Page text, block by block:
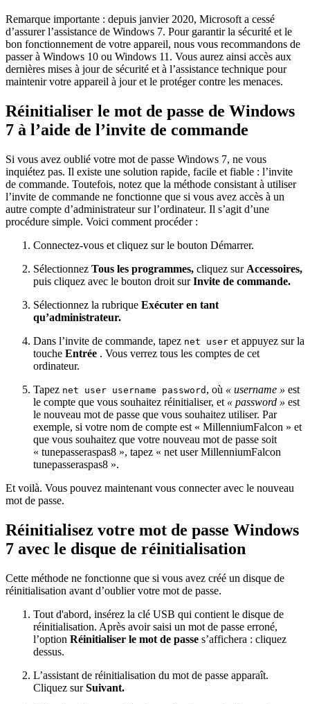
Remarque importante : depuis janvier 2020, Microsoft a cessé
d’assurer l’assistance de Windows 7. Pour garantir la sécurité et le
bon fonctionnement de votre appareil, nous vous recommandons de
passer à Windows 10 ou Windows 11. Vous aurez ainsi accès aux
dernières mises à jour de sécurité et à l’assistance technique pour
maintenir votre appareil à jour et le protéger contre les menaces.
Réinitialiser le mot de passe de Windows
7 à l’aide de l’invite de commande
Si vous avez oublié votre mot de passe Windows 7, ne vous
inquiétez pas. Il existe une solution rapide, facile et fiable : l’invite
de commande. Toutefois, notez que la méthode consistant à utiliser
l’invite de commande ne fonctionne que si vous avez accès à un
autre compte d’administrateur sur l’ordinateur. Il s’agit d’une
procédure simple. Voici comment procéder :
Connectez-vous et cliquez sur le bouton Démarrer.
Sélectionnez Tous les programmes, cliquez sur Accessoires,
puis cliquez avec le bouton droit surInvite de commande.
Sélectionnez la rubrique Exécuter en tant
qu’administrateur.
Dans l’invite de commande, tapez net user et appuyez sur la
touche Entrée . Vous verrez tous les comptes de cet
ordinateur.
Tapez net user username password , où « username » est
le compte que vous souhaitez réinitialiser, et « password » est
le nouveau mot de passe que vous souhaitez utiliser. Par
exemple, si votre nom de compte est « MillenniumFalcon » et
que vous souhaitez que votre nouveau mot de passe soit
« tunepasseraspas8 », tapez « net user MillenniumFalcon
tunepasseraspas8 ».
Et voilà. Vous pouvez maintenant vous connecter avec le nouveau
mot de passe.
Réinitialisez votre mot de passe Windows
7 avec le disque de réinitialisation
Cette méthode ne fonctionne que si vous avez créé un disque de
réinitialisation avant d’oublier votre mot de passe.
Tout d'abord, insérez la clé USB qui contient le disque de
réinitialisation. Après avoir saisi un mot de passe erroné,
l’option Réinitialiser le mot de passe s’affichera : cliquez
dessus.
L’assistant de réinitialisation du mot de passe apparaît.
Cliquez surSuivant.